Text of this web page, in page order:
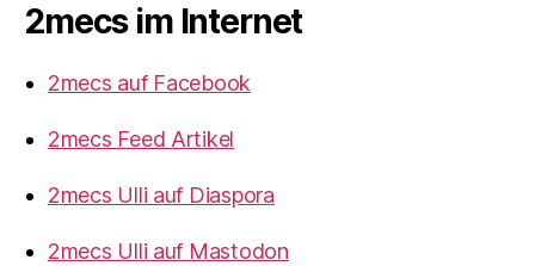
2mecs im Internet
2mecs auf Facebook
2mecs Feed Artikel
2mecs Ulli auf Diaspora
2mecs Ulli auf Mastodon